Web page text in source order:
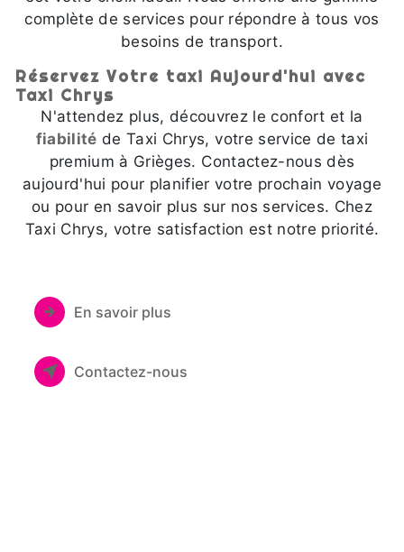
complète de services pour répondre à tous vos
besoins de transport.
Réservez Votre taxi Aujourd'hui avec
Taxi Chrys
N'attendez plus, découvrez le confort et la
fiabilité de Taxi Chrys, votre service de taxi
premium à Grièges. Contactez-nous dès
aujourd'hui pour planifier votre prochain voyage
ou pour en savoir plus sur nos services. Chez
Taxi Chrys, votre satisfaction est notre priorité.
En savoir plus
Contactez-nous